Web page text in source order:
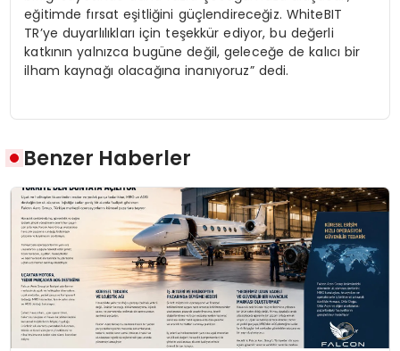
eğitimde fırsat eşitliğini güçlendireceğiz. WhiteBIT
TR’ye duyarlılıkları için teşekkür ediyor, bu değerli
katkının yalnızca bugüne değil, geleceğe de kalıcı bir
ilham kaynağı olacağına inanıyoruz” dedi.
Benzer Haberler